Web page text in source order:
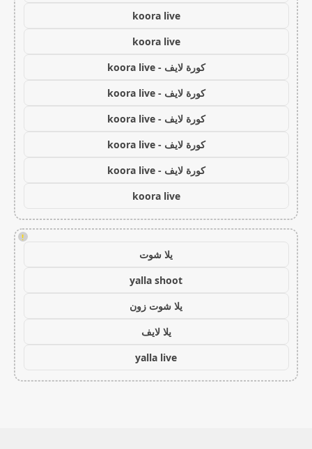
koora live
koora live
كورة لايف - koora live
كورة لايف - koora live
كورة لايف - koora live
كورة لايف - koora live
كورة لايف - koora live
koora live
!
يلا شوت
yalla shoot
يلا شوت زون
يلا لايف
yalla live